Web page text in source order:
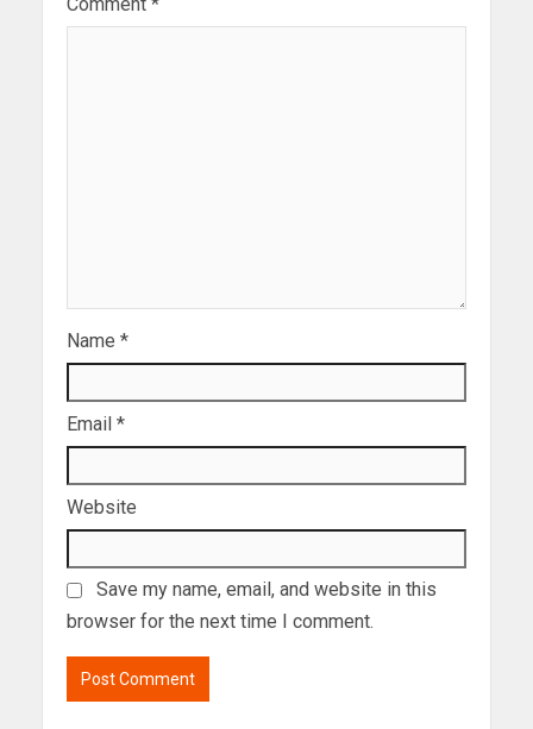
Name *
Email *
Website
Save my name, email, and website in this
browser for the next time I comment.